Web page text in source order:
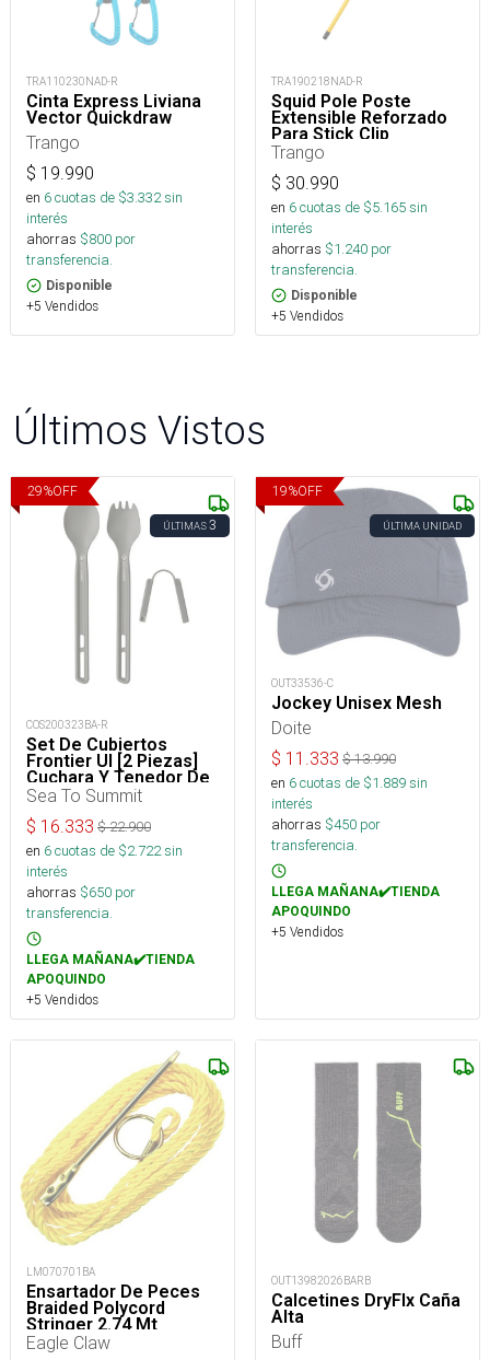
TRA110230NAD-R
Cinta Express Liviana
Vector Quickdraw
Trango
$ 19.990
en 6cuotas de $3.332sin
interés
ahorras $800 por
transferencia.
Disponible
+5 Vendidos
TRA190218NAD-R
Squid Pole Poste
Extensible Reforzado
Para Stick Clip
Trango
$ 30.990
en 6cuotas de $5.165sin
interés
ahorras $1.240 por
transferencia.
Disponible
+5 Vendidos
Últimos Vistos
29%OFF
ÚLTIMAS3
COS200323BA-R
Set De Cubiertos
Frontier Ul [2 Piezas]
Cuchara Y Tenedor De
Mango Largo
Sea To Summit
$ 16.333 $22.900
en 6cuotas de $2.722sin
interés
ahorras $650 por
transferencia.
LLEGA MAÑANA✔️TIENDA
APOQUINDO
+5 Vendidos
19%OFF
ÚLTIMA UNIDAD
OUT33536-C
Jockey Unisex Mesh
Doite
$ 11.333 $13.990
en 6cuotas de $1.889sin
interés
ahorras $450 por
transferencia.
LLEGA MAÑANA✔️TIENDA
APOQUINDO
+5 Vendidos
LM070701BA
Ensartador De Peces
Braided Polycord
Stringer 2.74 Mt
Eagle Claw
OUT13982026BARB
Calcetines DryFlx Caña
Alta
Buff